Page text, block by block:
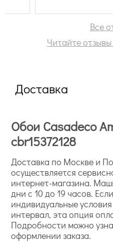
Все
Читайте
Доставка
Обои Casadeco
cbr15372128
Доставка по Москве и
осуществляется
интернет-магазина.
дни с 10 до 19 часов.
индивидуальные
интервал, эта опция
Подробности можно
оформлении заказа.